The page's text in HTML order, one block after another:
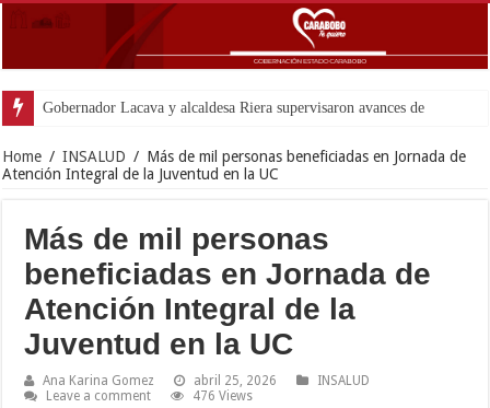
Home / INSALUD / Más de mil personas beneficiadas en Jornada de
Atención Integral de la Juventud en la UC
Más de mil personas
beneficiadas en Jornada de
Atención Integral de la
Juventud en la UC
Ana Karina Gomez abril 25, 2026
INSALUD
Leave a comment
476 Views